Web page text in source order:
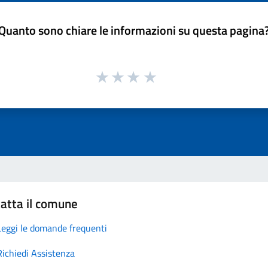
sono chiare le informazioni su questa
il comune
le domande frequenti
Assistenza